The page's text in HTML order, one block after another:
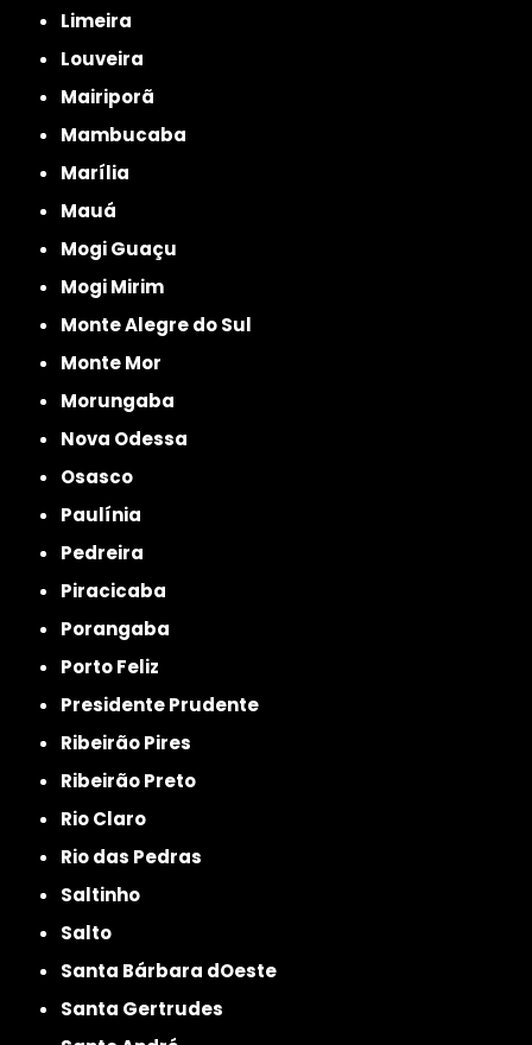
Limeira
Louveira
Mairiporã
Mambucaba
Marília
Mauá
Mogi Guaçu
Mogi Mirim
Monte Alegre do Sul
Monte Mor
Morungaba
Nova Odessa
Osasco
Paulínia
Pedreira
Piracicaba
Porangaba
Porto Feliz
Presidente Prudente
Ribeirão Pires
Ribeirão Preto
Rio Claro
Rio das Pedras
Saltinho
Salto
Santa Bárbara dOeste
Santa Gertrudes